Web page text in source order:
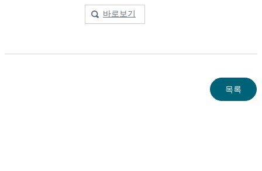
바로보기